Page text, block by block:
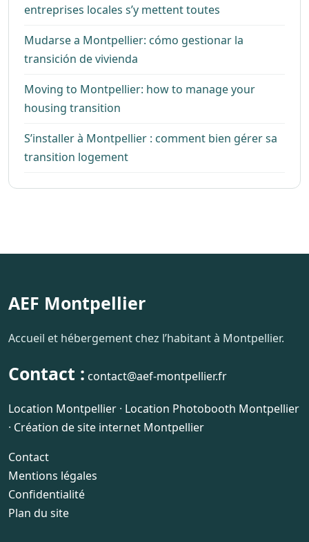
entreprises locales s’y mettent toutes
Mudarse a Montpellier: cómo gestionar la
transición de vivienda
Moving to Montpellier: how to manage your
housing transition
S’installer à Montpellier : comment bien gérer sa
transition logement
AEF Montpellier
Accueil et hébergement chez l’habitant à Montpellier.
Contact : contact@aef-montpellier.fr
Location Montpellier · Location Photobooth Montpellier
· Création de site internet Montpellier
Contact
Mentions légales
Confidentialité
Plan du site